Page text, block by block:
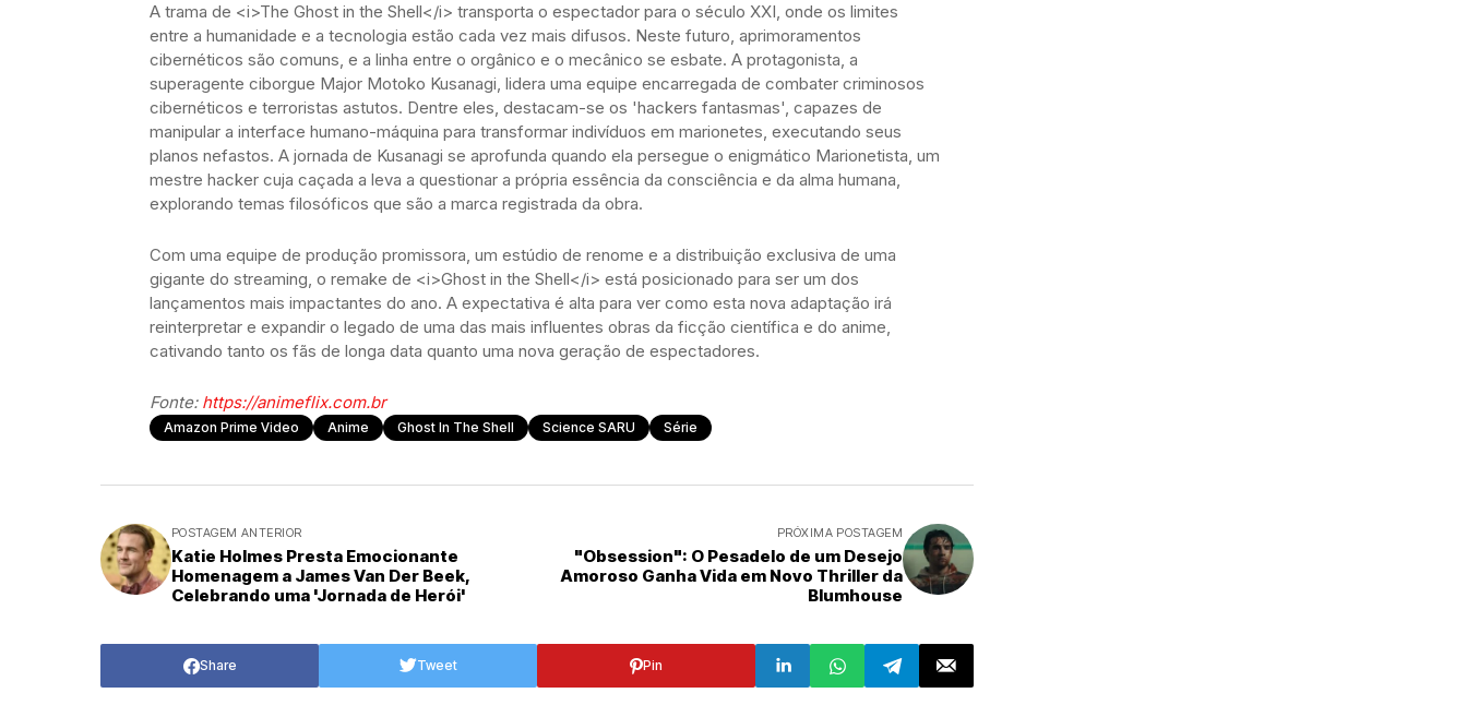
A trama de <i>The Ghost in the Shell</i> transporta o espectador para o século XXI, onde os limites
entre a humanidade e a tecnologia estão cada vez mais difusos. Neste futuro, aprimoramentos
cibernéticos são comuns, e a linha entre o orgânico e o mecânico se esbate. A protagonista, a
superagente ciborgue Major Motoko Kusanagi, lidera uma equipe encarregada de combater criminosos
cibernéticos e terroristas astutos. Dentre eles, destacam-se os 'hackers fantasmas', capazes de
manipular a interface humano-máquina para transformar indivíduos em marionetes, executando seus
planos nefastos. A jornada de Kusanagi se aprofunda quando ela persegue o enigmático Marionetista, um
mestre hacker cuja caçada a leva a questionar a própria essência da consciência e da alma humana,
explorando temas filosóficos que são a marca registrada da obra.
Com uma equipe de produção promissora, um estúdio de renome e a distribuição exclusiva de uma
gigante do streaming, o remake de <i>Ghost in the Shell</i> está posicionado para ser um dos
lançamentos mais impactantes do ano. A expectativa é alta para ver como esta nova adaptação irá
reinterpretar e expandir o legado de uma das mais influentes obras da ficção científica e do anime,
cativando tanto os fãs de longa data quanto uma nova geração de espectadores.
Fonte: https://animeflix.com.br
Amazon Prime Video Anime Ghost In The Shell Science SARU Série
POSTAGEM ANTERIOR
Katie Holmes Presta Emocionante
Homenagem a James Van Der Beek,
Celebrando uma 'Jornada de Herói'
PRÓXIMA POSTAGEM
"Obsession": O Pesadelo de um Desejo
Amoroso Ganha Vida em Novo Thriller da
Blumhouse
Share Tweet Pin